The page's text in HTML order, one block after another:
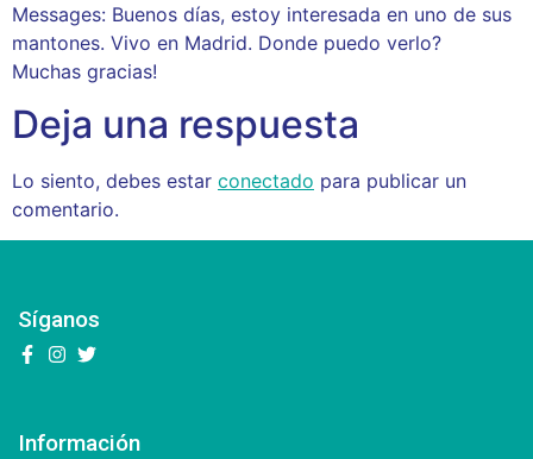
Messages: Buenos días, estoy interesada en uno de sus
mantones. Vivo en Madrid. Donde puedo verlo?
Muchas gracias!
Deja una respuesta
Lo siento, debes estar conectado para publicar un
comentario.
Síganos
Información